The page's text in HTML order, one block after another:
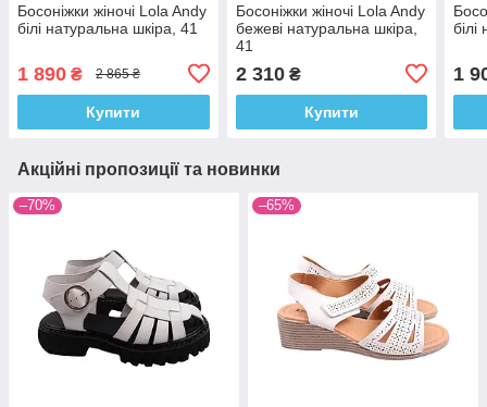
Босоніжки жіночі Lola Andy
білі натуральна шкіра, 41
1 890 ₴ 2 865 ₴
Купити
Босоніжки жіночі Lola Andy
бежеві натуральна шкіра,
41
2 310₴
Купити
1
Акційні пропозиції та новинки
–70% –65%